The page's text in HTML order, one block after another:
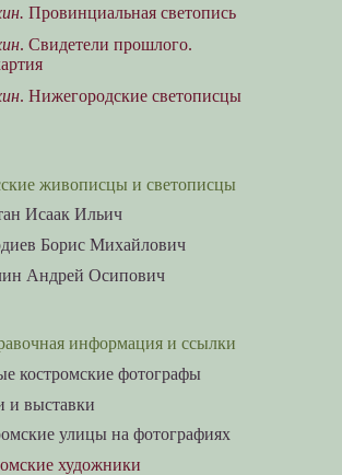
Провинциальная светопись
. Свидетели прошлого.
. Нижегородские светописцы
живописцы и светописцы
Исаак Ильич
Борис Михайлович
Андрей Осипович
информация и ссылки
костромские фотографы
и выставки
улицы на фотографиях
художники